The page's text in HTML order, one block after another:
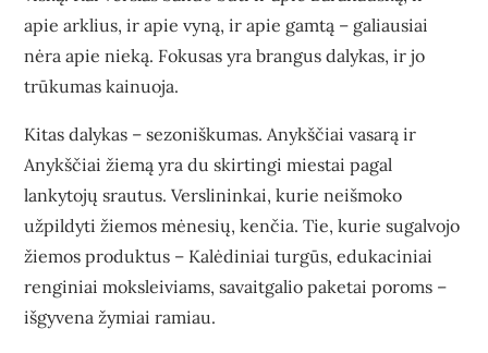
apie arklius, ir apie vyną, ir apie gamtą – galiausiai
nėra apie nieką. Fokusas yra brangus dalykas, ir jo
trūkumas kainuoja.
Kitas dalykas – sezoniškumas. Anykščiai vasarą ir
Anykščiai žiemą yra du skirtingi miestai pagal
lankytojų srautus. Verslininkai, kurie neišmoko
užpildyti žiemos mėnesių, kenčia. Tie, kurie sugalvojo
žiemos produktus – Kalėdiniai turgūs, edukaciniai
renginiai moksleiviams, savaitgalio paketai poroms –
išgyvena žymiai ramiau.